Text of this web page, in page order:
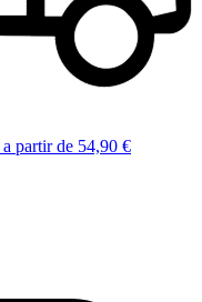
a partir de 54,90 €